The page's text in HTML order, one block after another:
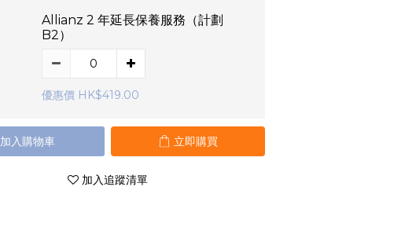
Allianz 2 年延長保養服務（計劃
B2）
優惠價 HK$419.00
加入購物車 立即購買
加入追蹤清單